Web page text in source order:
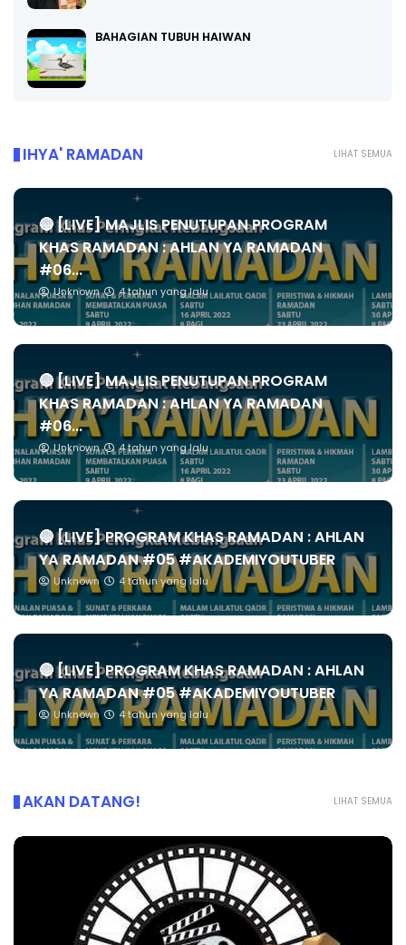
BAHAGIAN TUBUH HAIWAN
LIHAT SEMUA
IHYA' RAMADAN
🔴 [LIVE] MAJLIS PENUTUPAN PROGRAM
KHAS RAMADAN : AHLAN YA RAMADAN
#06...
Unknown 4 tahun yang lalu
🔴 [LIVE] MAJLIS PENUTUPAN PROGRAM
KHAS RAMADAN : AHLAN YA RAMADAN
#06...
Unknown 4 tahun yang lalu
🔴 [LIVE] PROGRAM KHAS RAMADAN : AHLAN
YA RAMADAN #05 #AKADEMIYOUTUBER
Unknown 4 tahun yang lalu
🔴 [LIVE] PROGRAM KHAS RAMADAN : AHLAN
YA RAMADAN #05 #AKADEMIYOUTUBER
Unknown 4 tahun yang lalu
LIHAT SEMUA
AKAN DATANG!